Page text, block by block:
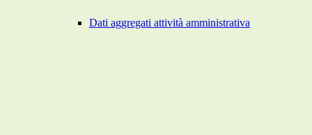
Dati aggregati attività amministrativa